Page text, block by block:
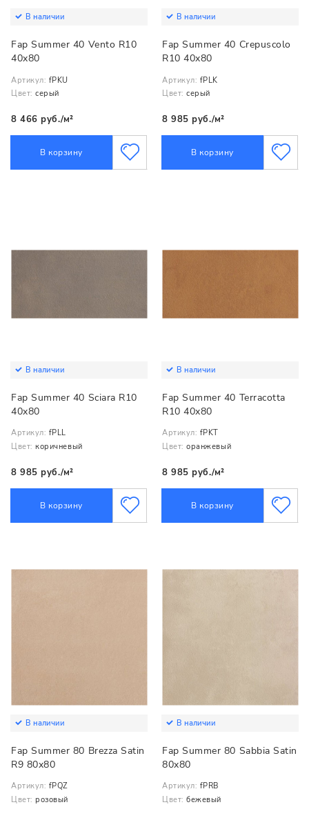
В наличии
Fap Summer 40 Vento R10
40x80
Артикул: fPKU
Цвет: серый
8 466 руб./м²
В корзину
В наличии
Fap Summer 40 Crepuscolo
R10 40x80
Артикул: fPLK
Цвет: серый
8 985 руб./м²
В корзину
В наличии
Fap Summer 40 Sciara R10
40x80
Артикул: fPLL
Цвет: коричневый
8 985 руб./м²
В корзину
В наличии
Fap Summer 40 Terracotta
R10 40x80
Артикул: fPKT
Цвет: оранжевый
8 985 руб./м²
В корзину
В наличии
Fap Summer 80 Brezza Satin
R9 80x80
Артикул: fPQZ
Цвет: розовый
В наличии
Fap Summer 80 Sabbia Satin
80x80
Артикул: fPRB
Цвет: бежевый